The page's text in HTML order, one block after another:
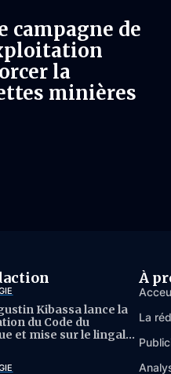
campagne de
la
minières
Kibassa lance la
du Code du
et mise sur le lingala
À
La